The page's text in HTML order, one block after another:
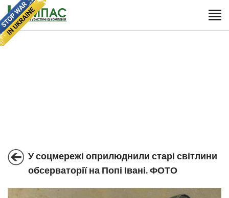
У соцмережі оприлюднили старі світлини
обсерваторії на Попі Івані. ФОТО